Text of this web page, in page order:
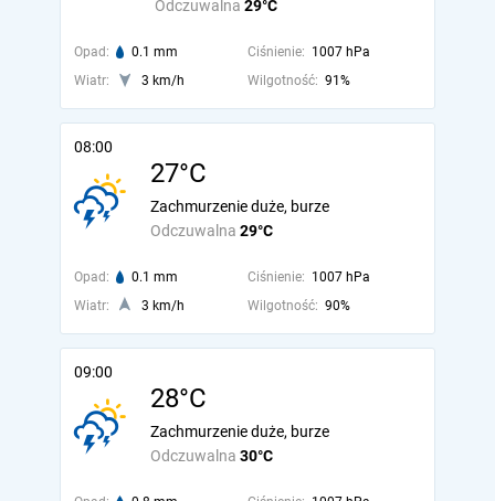
Odczuwalna 29°C
Opad: 0.1 mm Ciśnienie: 1007 hPa
Wiatr:
3 km/h Wilgotność: 91%
08:00
27°C
Odczuwalna 29°C
Zachmurzenie duże, burze
Opad: 0.1 mm Ciśnienie: 1007 hPa
Wiatr:
3 km/h Wilgotność: 90%
09:00
28°C
Odczuwalna 30°C
Zachmurzenie duże, burze